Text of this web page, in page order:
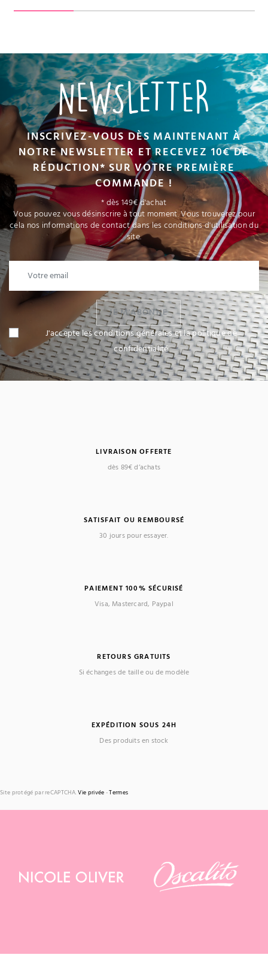
NEWSLETTER
INSCRIVEZ-VOUS DÈS MAINTENANT À
NOTRE NEWSLETTER ET RECEVEZ 10€ DE
RÉDUCTION* SUR VOTRE PREMIÈRE
COMMANDE !
* dès 149€ d'achat
Vous pouvez vous désinscrire à tout moment. Vous trouverez pour
cela nos informations de contact dans les conditions d'utilisation du
site.
JE M'ABONNE
J'accepte les conditions générales et la politique de
confidentialité
LIVRAISON OFFERTE
dès 89€ d’achats
SATISFAIT OU REMBOURSÉ
30 jours pour essayer.
PAIEMENT 100% SÉCURISÉ
Visa, Mastercard, Paypal
RETOURS GRATUITS
Si échanges de taille ou de modèle
EXPÉDITION SOUS 24H
Des produits en stock
Site protégé par reCAPTCHA.Vie privée -Termes